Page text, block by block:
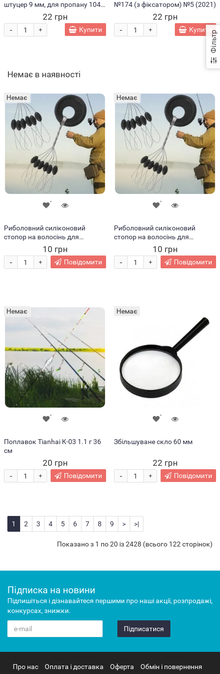
Фільтр
штуцер 9 мм, для пропану 1044
22 грн
+
- Купити
№174 (з фіксатором) №5 (2021)
22 грн
+
- Купити
Немає в наявності
Немає
Риболовний силіконовий
стопор на волосінь для
риболовлі, форма «Оливка» 3
шт S
10 грн
+
- Повідомити
Немає
Риболовний силіконовий
стопор на волосінь для
риболовлі, форма «Оливка» 3
шт М
10 грн
+
- Повідомити
Немає
Поплавок Tianhai К-03 1.1 г 36
см
20 грн
+
- Повідомити
Немає
Збільшуване скло 60 мм
22 грн
+
- Повідомити
1 2 3 4 5 6 7 8 9 > >|
Показано з 1 по 20 із 2428 (всього 122 сторінок)
Підписка на новини
Підпишіться і дізнавайтеся першими про наші акції, розпродажі,
конкурсах, знижки.
Підписатися
Про нас Оплата і доставка Оферта
Обмін і повернення